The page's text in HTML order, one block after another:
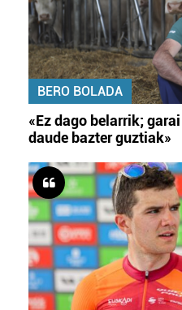
erabiltzeko baimen
irakurri
BERO BOLADA
«Ez dago belarrik;
daude bazter guztiak»